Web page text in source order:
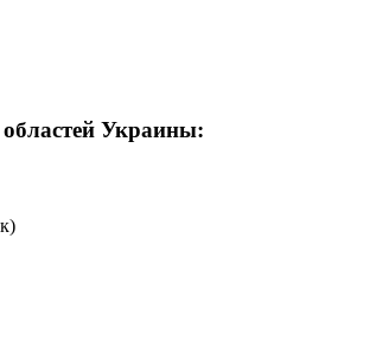
Украины: